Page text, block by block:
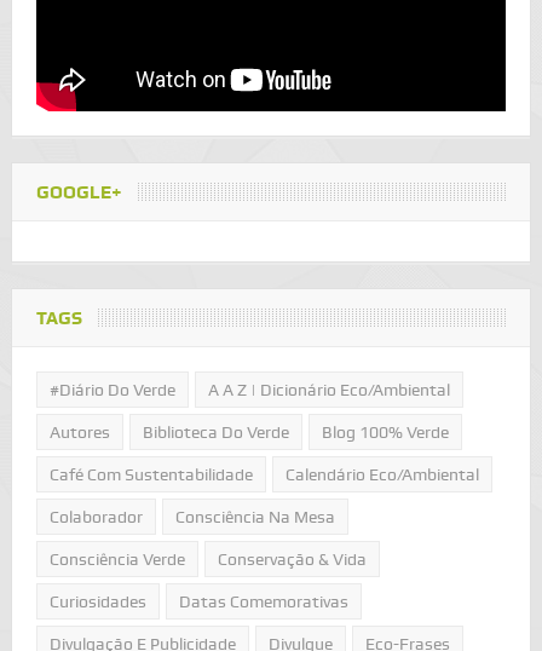
GOOGLE+
TAGS
#Diário Do Verde A A Z | Dicionário Eco/Ambiental
Autores Biblioteca Do Verde Blog 100% Verde
Café Com Sustentabilidade Calendário Eco/Ambiental
Colaborador Consciência Na Mesa
Consciência Verde Conservação & Vida
Curiosidades Datas Comemorativas
Divulgação E Publicidade Divulgue Eco-Frases